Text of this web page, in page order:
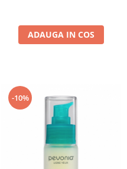
ADAUGA IN COS
-10%